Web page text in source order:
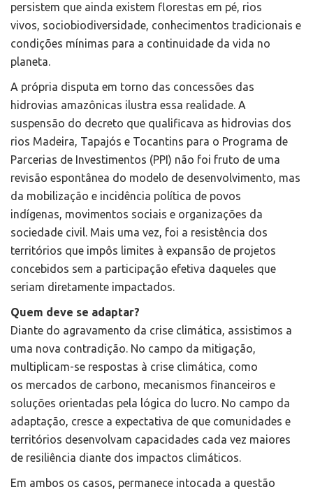
persistem que ainda existem florestas em pé, rios
vivos, sociobiodiversidade, conhecimentos tradicionais e
condições mínimas para a continuidade da vida no
planeta.
A própria disputa em torno das concessões das
hidrovias amazônicas ilustra essa realidade. A
suspensão do decreto que qualificava as hidrovias dos
rios Madeira, Tapajós e Tocantins para o Programa de
Parcerias de Investimentos (PPI) não foi fruto de uma
revisão espontânea do modelo de desenvolvimento, mas
da mobilização e incidência política de povos
indígenas, movimentos sociais e organizações da
sociedade civil. Mais uma vez, foi a resistência dos
territórios que impôs limites à expansão de projetos
concebidos sem a participação efetiva daqueles que
seriam diretamente impactados.
Quem deve se adaptar?
Diante do agravamento da crise climática, assistimos a
uma nova contradição. No campo da mitigação,
multiplicam-se respostas à crise climática, como
os mercados de carbono, mecanismos financeiros e
soluções orientadas pela lógica do lucro. No campo da
adaptação, cresce a expectativa de que comunidades e
territórios desenvolvam capacidades cada vez maiores
de resiliência diante dos impactos climáticos.
Em ambos os casos, permanece intocada a questão